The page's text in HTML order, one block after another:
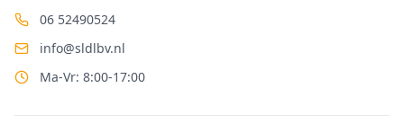
06 52490524
info@sldlbv.nl
Ma-Vr: 8:00-17:00